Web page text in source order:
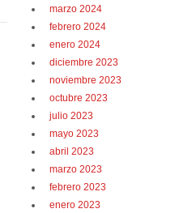
marzo 2024
febrero 2024
enero 2024
diciembre 2023
noviembre 2023
octubre 2023
julio 2023
mayo 2023
abril 2023
marzo 2023
febrero 2023
enero 2023